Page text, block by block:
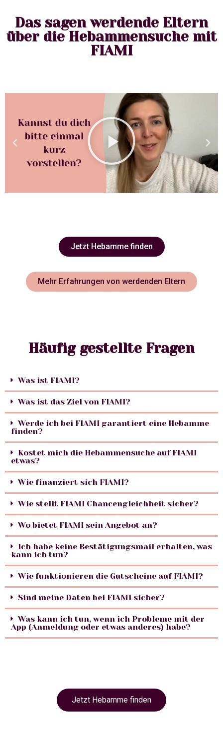
Das sagen werdende Eltern
über die Hebammensuche mit
FIAMI
Jetzt Hebamme finden
Mehr Erfahrungen von werdenden Eltern
Häufig gestellte Fragen
Was ist FIAMI?
Was ist das Ziel von FIAMI?
Werde ich bei FIAMI garantiert eine Hebamme
finden?
Kostet mich die Hebammensuche auf FIAMI
etwas?
Wie finanziert sich FIAMI?
Wie stellt FIAMI Chancengleichheit sicher?
Wo bietet FIAMI sein Angebot an?
Ich habe keine Bestätigungsmail erhalten, was
kann ich tun?
Wie funktionieren die Gutscheine auf FIAMI?
Sind meine Daten bei FIAMI sicher?
Was kann ich tun, wenn ich Probleme mit der
App (Anmeldung oder etwas anderes) habe?
Jetzt Hebamme finden